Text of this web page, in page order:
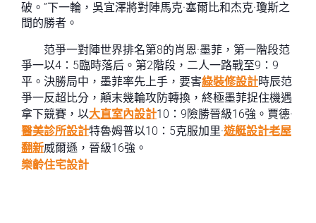
破。”下一輪，吳宜澤將對陣馬克·塞爾比和杰克·瓊斯之
間的勝者。
范爭一對陣世界排名第8的肖恩·墨菲，第一階段范
爭一以4：5臨時落后。第2階段，二人一路戰至9：9
平。決勝局中，墨菲率先上手，要害綠裝修設計時辰范
爭一反超比分，顛末幾輪攻防轉換，終極墨菲捉住機遇
拿下競賽，以大直室內設計10：9險勝晉級16強。賈德·
醫美診所設計特魯姆普以10：5克服加里·遊艇設計老屋
翻新威爾遜，晉級16強。
樂齡住宅設計